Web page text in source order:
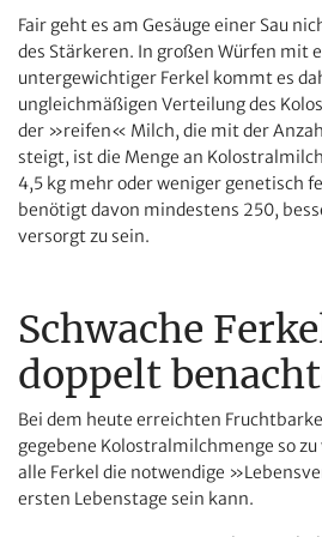
Fair geht es am Gesäuge einer Sau
des Stärkeren. In großen Würfen mit
untergewichtiger Ferkel kommt es
ungleichmäßigen Verteilung des
der »reifen« Milch, die mit der
steigt, ist die Menge an
4,5 kg mehr oder weniger genetisch
benötigt davon mindestens 250,
versorgt zu sein.
Schwache
doppelt
Bei dem heute erreichten
gegebene Kolostralmilchmenge so
alle Ferkel die notwendige
ersten Lebenstage sein kann.